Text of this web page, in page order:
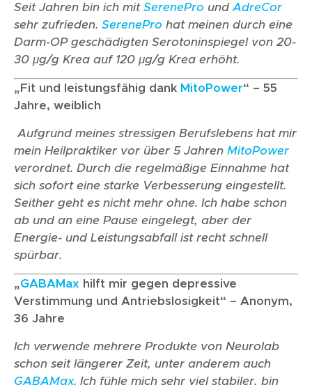
Seit Jahren bin ich mit SerenePro und AdreCor
sehr zufrieden. SerenePro hat meinen durch eine
Darm-OP geschädigten Serotoninspiegel von 20-
30 μg/g Krea auf 120 μg/g Krea erhöht.
„Fit und leistungsfähig dank MitoPower“ – 55
Jahre, weiblich
Aufgrund meines stressigen Berufslebens hat mir
mein Heilpraktiker vor über 5 Jahren MitoPower
verordnet. Durch die regelmäßige Einnahme hat
sich sofort eine starke Verbesserung eingestellt.
Seither geht es nicht mehr ohne. Ich habe schon
ab und an eine Pause eingelegt, aber der
Energie- und Leistungsabfall ist recht schnell
spürbar.
„GABAMax hilft mir gegen depressive
Verstimmung und Antriebslosigkeit“ – Anonym,
36 Jahre
Ich verwende mehrere Produkte von Neurolab
schon seit längerer Zeit, unter anderem auch
GABAMax. Ich fühle mich sehr viel stabiler, bin